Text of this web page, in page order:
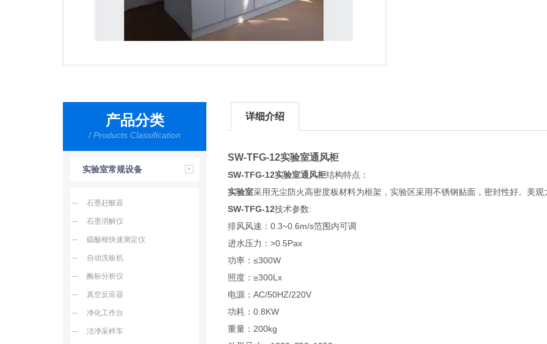
产品分类
/ Products Classification
实验室常规设备
石墨赶酸器
石墨消解仪
硫酸根快速测定仪
自动洗板机
酶标分析仪
真空反应器
净化工作台
洁净采样车
详细介绍
SW-TFG-12实验室通风柜
SW-TFG-12实验室通风柜结构特点：
实验室采用无尘防火高密度板材料为框架，实验区采用不锈钢贴面，密封性好。美观
SW-TFG-12技术参数:
排风风速：0.3~0.6m/s范围内可调
进水压力：>0.5Pax
功率：≤300W
照度：≥300Lx
电源：AC/50HZ/220V
功耗：0.8KW
重量：200kg